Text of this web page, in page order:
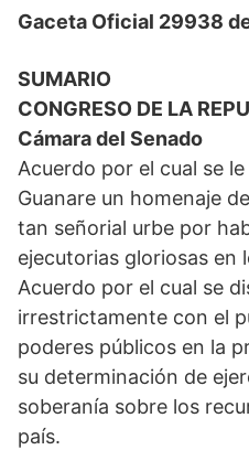
Gaceta Oficial 29938
SUMARIO
CONGRESO DE LA
Cámara del Senado
Acuerdo por el cual se
Guanare un homenaje
tan señorial urbe por
ejecutorias gloriosas en
Acuerdo por el cual se
irrestrictamente con el
poderes públicos en la
su determinación de
soberanía sobre los
país.